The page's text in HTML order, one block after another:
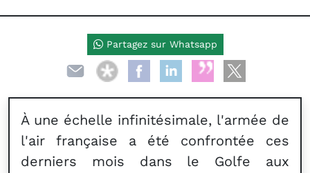
À une échelle infinitésimale, l'armée de
l'air française a été confrontée ces
derniers mois dans le Golfe aux
Partagez sur Whatsapp